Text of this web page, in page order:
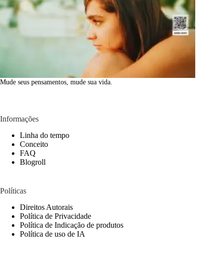
Mude seus pensamentos, mude sua vida.
Informações
Linha do tempo
Conceito
FAQ
Blogroll
Políticas
Direitos Autorais
Política de Privacidade
Política de Indicação de produtos
Política de uso de IA